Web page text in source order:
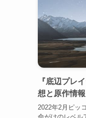
『底辺プレ
想と原作情報
2022年2月ピッ